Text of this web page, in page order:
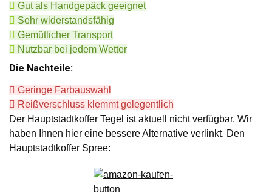
Gut als Handgepäck geeignet
Sehr widerstandsfähig
Gemütlicher Transport
Nutzbar bei jedem Wetter
Die Nachteile:
Geringe Farbauswahl
Reißverschluss klemmt gelegentlich
Der Hauptstadtkoffer Tegel ist aktuell nicht verfügbar. Wir
haben Ihnen hier eine bessere Alternative verlinkt. Den
Hauptstadtkoffer Spree: